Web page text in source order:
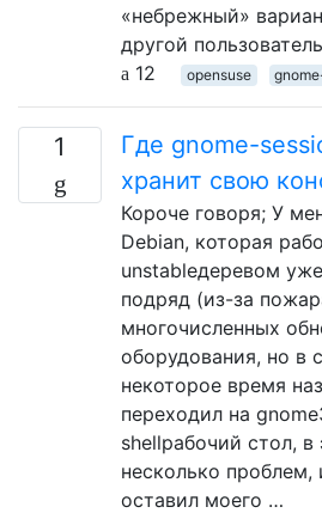
«небрежный»
другой
12
opensuse
1
Где gnome-
хранит свою
Короче говоря; У
Debian, которая
unstableдеревом
подряд (из-за
многочисленных
оборудования, но в
некоторое время
переходил на
shellрабочий стол,
несколько проблем,
оставил моего …